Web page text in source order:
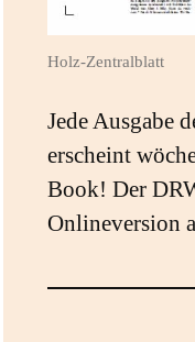
Holz-Zentralblatt
Jede Ausgabe
erscheint
Book! Der
Onlineversion